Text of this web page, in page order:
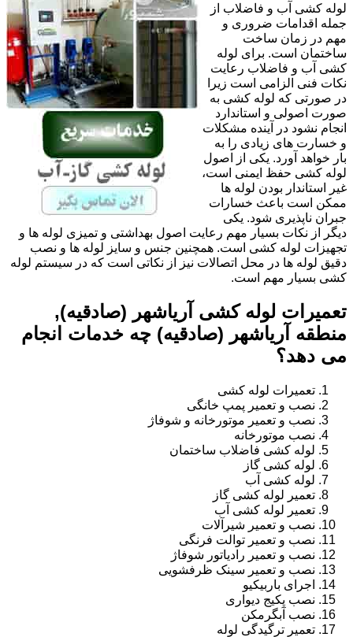
لوله کشی آب و فاضلاب از
جمله اقدامات ضروری و
مهم در زمان ساخت
ساختمان است. برای لوله
کشی آب و فاضلاب رعایت
نکات فنی الزامی است زیرا
در صورتی که لوله کشی به
صورت اصولی و استاندارد
انجام نشود در آینده مشکلات
و خسارت های زیادی را به
بار خواهد آورد. یکی از اصول
لوله کشی حفظ ایمنی است،
غیر استاندار بودن لوله ها
ممکن است باعث خسارات
جبران ناپذیری شود. یکی
دیگر از نکات بسیار مهم رعایت اصول بهداشتی و تمیزی لوله ها و
تجهیزات لوله کشی است. همچنین جنس و سایز لوله ها و نصب
دقیق لوله ها در محل اتصالات نیز از نکاتی است که در سیستم لوله
کشی بسیار مهم است.
تعمیرات لوله کشی آریاشهر (صادقیه),
منطقه آریاشهر (صادقیه) چه خدمات انجام
می دهد؟
تعمیرات لوله کشی
نصب و تعمیر پمپ خانگی
نصب و تعمیر موتورخانه و شوفاژ
نصب موتورخانه
لوله کشی فاضلاب ساختمان
لوله کشی گاز
لوله کشی آب
تعمیر لوله کشی گاز
تعمیر لوله کشی آب
نصب و تعمیر شیرآلات
نصب و تعمیر توالت فرنگی
نصب و تعمیر رادیاتور شوفاژ
نصب و تعمیر سینک ظرفشویی
اجرای باربیکیو
نصب پکیج دیواری
نصب آبگرمکن
تعمیر ترگیدگی لوله